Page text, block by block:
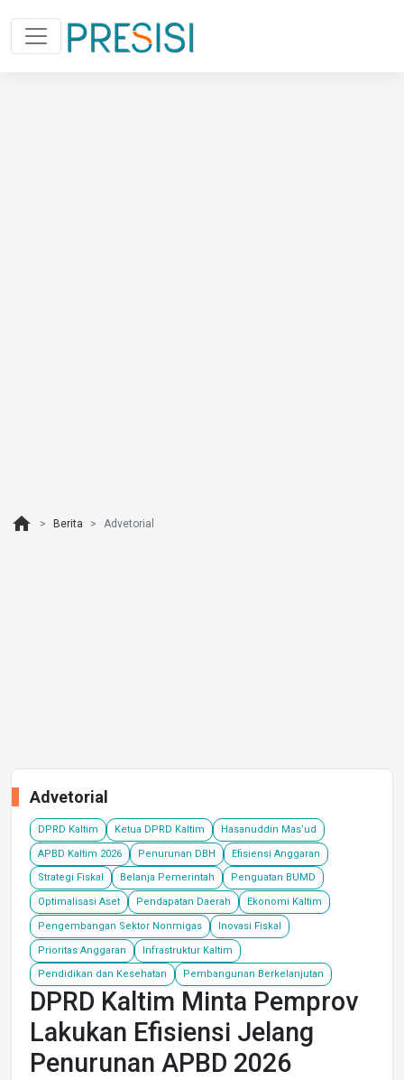
home Berita Advetorial
Advetorial
DPRD Kaltim Ketua DPRD Kaltim Hasanuddin Mas’ud
APBD Kaltim 2026 Penurunan DBH Efisiensi Anggaran
Strategi Fiskal Belanja Pemerintah Penguatan BUMD
Optimalisasi Aset Pendapatan Daerah Ekonomi Kaltim
Pengembangan Sektor Nonmigas Inovasi Fiskal
Prioritas Anggaran Infrastruktur Kaltim
Pendidikan dan Kesehatan Pembangunan Berkelanjutan
DPRD Kaltim Minta Pemprov
Lakukan Efisiensi Jelang
Penurunan APBD 2026